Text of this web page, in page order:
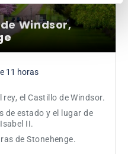
Windsor,
11 horas
el Castillo de Windsor.
de estado y el lugar de
II.
de Stonehenge.